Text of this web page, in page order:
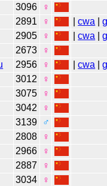
3096
♀
2891 ♀ |cwa |
2905 ♀ |cwa |
2673
♀
2956 ♀ |cwa |
3012
♀
3075
♀
3042
♀
3139
♂
2808
♀
2966
♀
2887
♀
3034
♀